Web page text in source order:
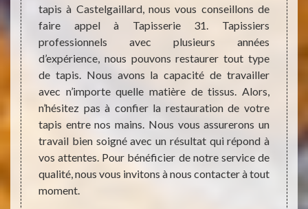
en
un
de
À
les
un
tapis
tapis à Castelgaillard, nous vous conseillons de
faire appel à Tapisserie 31. Tapissiers
professionnels avec plusieurs années
d’expérience, nous pouvons restaurer tout type
de tapis. Nous avons la capacité de travailler
avec n’importe quelle matière de tissus. Alors,
n’hésitez pas à confier la restauration de votre
tapis entre nos mains. Nous vous assurerons un
travail bien soigné avec un résultat qui répond à
vos attentes. Pour bénéficier de notre service de
qualité, nous vous invitons à nous contacter à tout
moment.
est
des
son
très